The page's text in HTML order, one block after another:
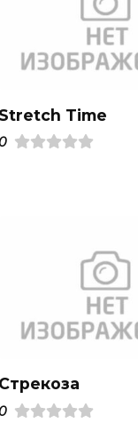
Stretch Time
Стрекоза